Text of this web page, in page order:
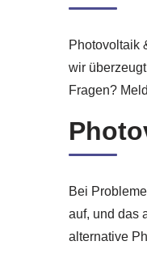
Photovoltaik
wir
Fragen?
Bei
auf, und das
alternative